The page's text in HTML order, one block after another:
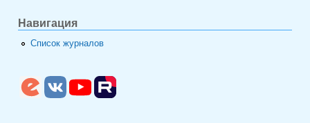
Навигация
Список журналов